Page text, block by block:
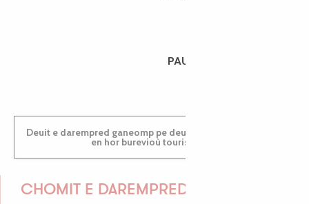
PAULINE
Deuit e darempred ganeomp pe deuit da welet ac'hanomp
en hor burevioù touristerezh
CHOMIT E DAREMPRED !